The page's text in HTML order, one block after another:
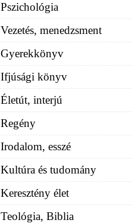
Pszichológia
Vezetés, menedzsment
Gyerekkönyv
Ifjúsági könyv
Életút, interjú
Regény
Irodalom, esszé
Kultúra és tudomány
Keresztény élet
Teológia, Biblia